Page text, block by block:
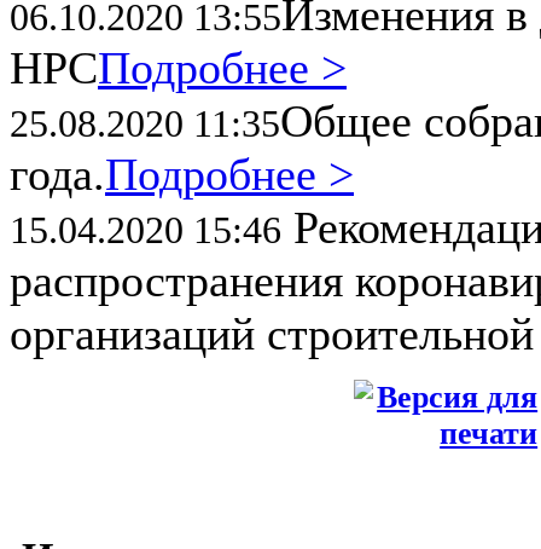
06.10.2020 13:55Изменения в
НРСПодробнее >
25.08.2020 11:35Общее
года.Подробнее >
15.04.2020 15:46
распространения
организаций